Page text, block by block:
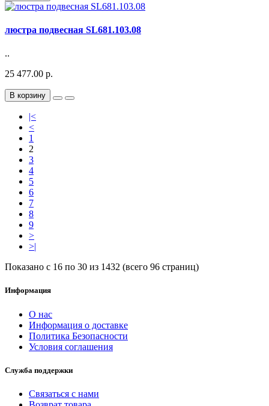
люстра подвесная SL681.103.08
..
25 477.00 р.
В корзину
|<
<
1
2
3
4
5
6
7
8
9
>
>|
Показано с 16 по 30 из 1432 (всего 96 страниц)
Информация
О нас
Информация о доставке
Политика Безопасности
Условия соглашения
Служба поддержки
Связаться с нами